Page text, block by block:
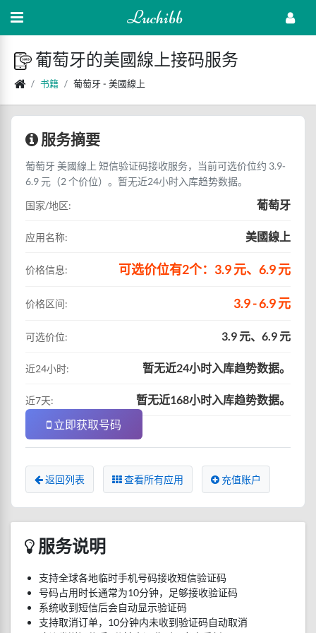
Luchibb
葡萄牙的美國線上接码服务
书籍 葡萄牙 - 美國線上
服务摘要
葡萄牙 美國線上 短信验证码接收服务，当前可选价位约 3.9-
6.9 元（2 个价位）。暂无近24小时入库趋势数据。
国家/地区:
葡萄牙
应用名称: 美國線上
价格信息: 可选价位有2个：3.9 元、6.9 元
价格区间: 3.9 - 6.9 元
可选价位: 3.9 元、6.9 元
近24小时: 暂无近24小时入库趋势数据。
近7天:
暂无近168小时入库趋势数据。
立即获取号码
返回列表 查看所有应用 充值账户
服务说明
支持全球各地临时手机号码接收短信验证码
号码占用时长通常为10分钟，足够接收验证码
系统收到短信后会自动显示验证码
支持取消订单，10分钟内未收到验证码自动取消